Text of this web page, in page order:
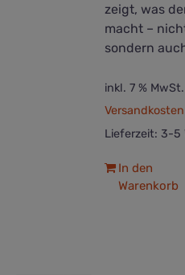
zeigt, was
macht –
sondern
inkl. 7 % MwSt.
Versandkosten
Lieferzeit: 3-5
In den
Warenkorb